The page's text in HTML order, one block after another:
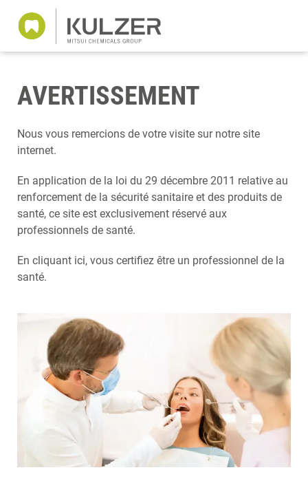
AVERTISSEMENT
Nous vous remercions de votre visite sur notre site
internet.
En application de la loi du 29 décembre 2011 relative au
renforcement de la sécurité sanitaire et des produits de
santé, ce site est exclusivement réservé aux
professionnels de santé.
En cliquant ici, vous certifiez être un professionnel de la
santé.